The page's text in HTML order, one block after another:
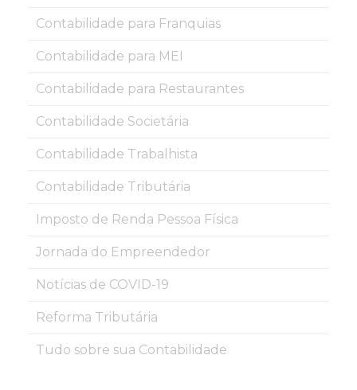
Contabilidade para Franquias
Contabilidade para MEI
Contabilidade para Restaurantes
Contabilidade Societária
Contabilidade Trabalhista
Contabilidade Tributária
Imposto de Renda Pessoa Física
Jornada do Empreendedor
Notícias de COVID-19
Reforma Tributária
Tudo sobre sua Contabilidade